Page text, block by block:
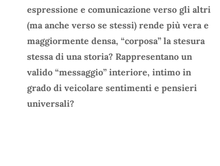
espressione e comunicazione verso gli altri
(ma anche verso se stessi) rende più vera e
maggiormente densa, “corposa” la stesura
stessa di una storia? Rappresentano un
valido “messaggio” interiore, intimo in
grado di veicolare sentimenti e pensieri
universali?